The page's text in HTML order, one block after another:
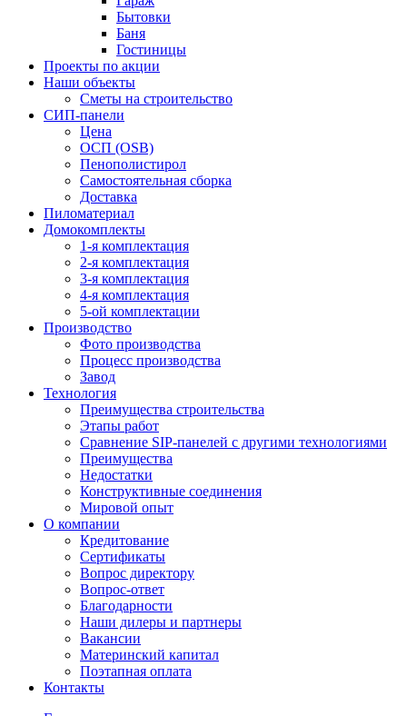
Бытовки
Баня
Гостиницы
Проекты по акции
Наши объекты
Сметы на строительство
СИП-панели
Цена
ОСП (OSB)
Пенополистирол
Самостоятельная сборка
Доставка
Пиломатериал
Домокомплекты
1-я комплектация
2-я комплектация
3-я комплектация
4-я комплектация
5-ой комплектации
Производство
Фото производства
Процесс производства
Завод
Технология
Преимущества строительства
Этапы работ
Сравнение SIP-панелей с другими технологиями
Преимущества
Недостатки
Конструктивные соединения
Мировой опыт
О компании
Кредитование
Сертификаты
Вопрос директору
Вопрос-ответ
Благодарности
Наши дилеры и партнеры
Вакансии
Материнский капитал
Поэтапная оплата
Контакты